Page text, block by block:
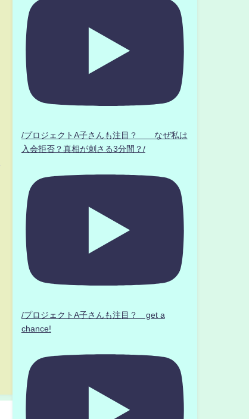
/プロジェクトA子さんも注目？ なぜ私は
入会拒否？真相が刺さる3分間？/
/プロジェクトA子さんも注目？ get a
chance!